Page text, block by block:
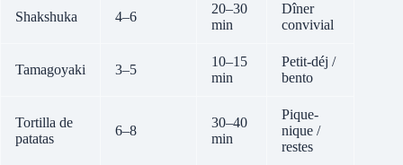
Shakshuka 4–6
20–30
min
Dîner
convivial
Tamagoyaki 3–5
10–15
min
Petit-déj /
bento
Tortilla de
patatas
6–8
30–40
min
Pique-
nique /
restes